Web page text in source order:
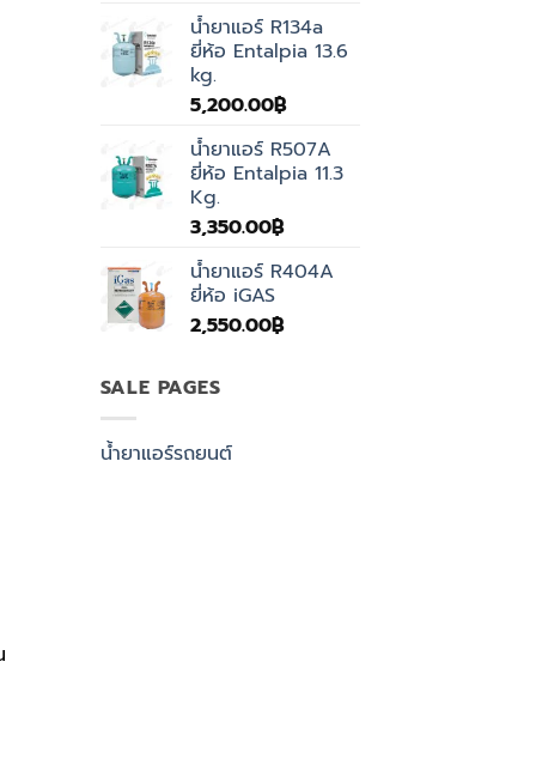
was:
4,500.00฿.
is:
3,350.00฿.
น้ำยาแอร์ R134a
ยี่ห้อ Entalpia 13.6
kg.
5,200.00฿
น้ำยาแอร์ R507A
ยี่ห้อ Entalpia 11.3
Kg.
3,350.00฿
น้ำยาแอร์ R404A
ยี่ห้อ iGAS
2,550.00฿
SALE PAGES
น้ำยาแอร์รถยนต์